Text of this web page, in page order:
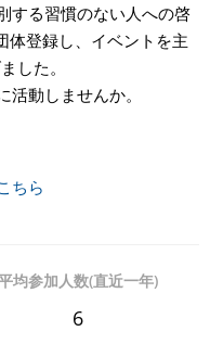
する習慣のない人への啓
体登録し、イベントを主
した。
動しませんか。
ちら
均参加人数(直近一年)
6